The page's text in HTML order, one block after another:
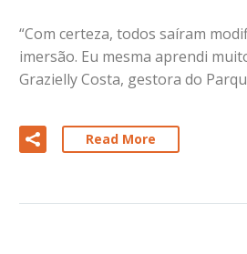
“Com certeza, todos saíram
imersão. Eu mesma aprendi
Grazielly Costa, gestora do
Read More